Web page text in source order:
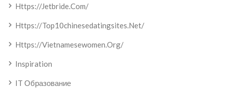
Https://jetbride.com/
Https://top10chinesedatingsites.net/
Https://vietnamesewomen.org/
Inspiration
IT Образование